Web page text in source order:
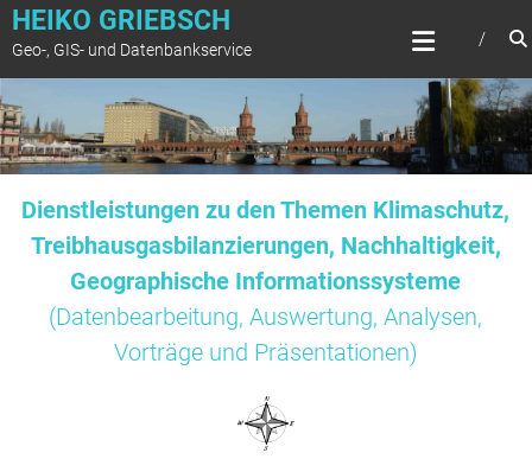
Zum
springen
HEIKO GRIEBSCH
Geo-, GIS- und Datenbankservice
Dienstleistungen zu den Themen Klimaschutz,
Treibhausgasbilanzierungen, Nachhaltigkeit,
Geographische Informationssysteme
(Datenbearbeitung, Auswertung, Analysen,
Vorträge und Präsentationen)